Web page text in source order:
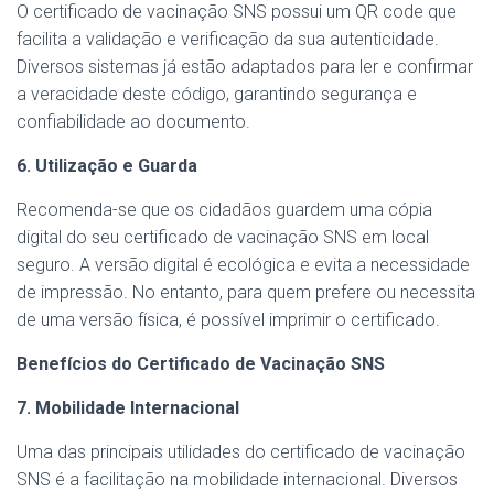
O certificado de vacinação SNS possui um QR code que
facilita a validação e verificação da sua autenticidade.
Diversos sistemas já estão adaptados para ler e confirmar
a veracidade deste código, garantindo segurança e
confiabilidade ao documento.
6. Utilização e Guarda
Recomenda-se que os cidadãos guardem uma cópia
digital do seu certificado de vacinação SNS em local
seguro. A versão digital é ecológica e evita a necessidade
de impressão. No entanto, para quem prefere ou necessita
de uma versão física, é possível imprimir o certificado.
Benefícios do Certificado de Vacinação SNS
7. Mobilidade Internacional
Uma das principais utilidades do certificado de vacinação
SNS é a facilitação na mobilidade internacional. Diversos